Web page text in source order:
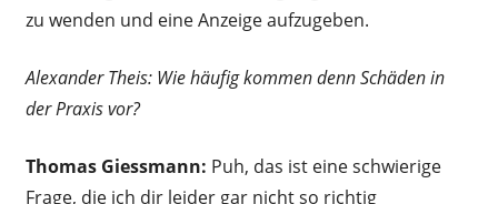
zu wenden und eine Anzeige aufzugeben.
Alexander Theis: Wie häufig kommen denn Schäden in
der Praxis vor?
Thomas Giessmann: Puh, das ist eine schwierige
Frage, die ich dir leider gar nicht so richtig